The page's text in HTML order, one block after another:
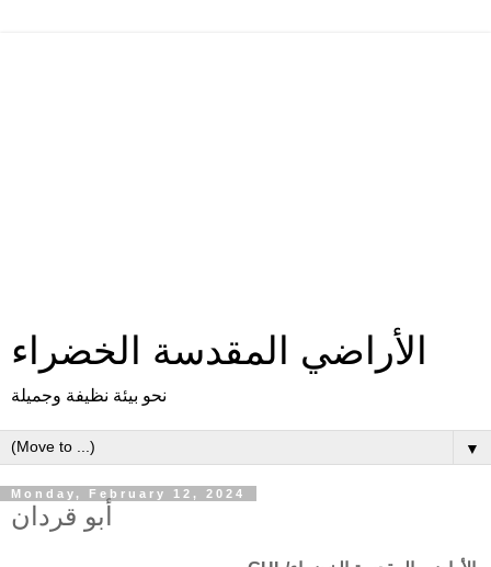
الأراضي المقدسة الخضراء
نحو بيئة نظيفة وجميلة
▼
Monday, February 12, 2024
أبو قردان